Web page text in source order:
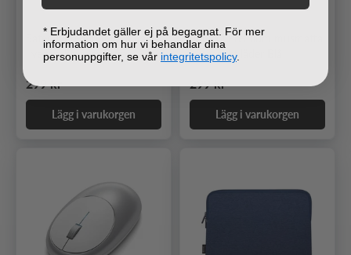
Satechi Premium musmatta
i veganskt läder Brun
Ordinarie pris
299 kr
Lägg i varukorgen
Satechi Premium musmatta
i veganskt läder Blå
299 kr
Lägg i varukorgen
* Erbjudandet gäller ej på begagnat. För mer
information om hur vi behandlar dina
personuppgifter, se vår integritetspolicy.